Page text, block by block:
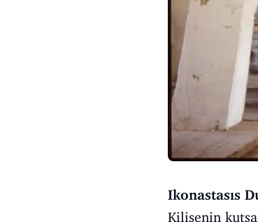
Ikonastasıs
Kilisenin